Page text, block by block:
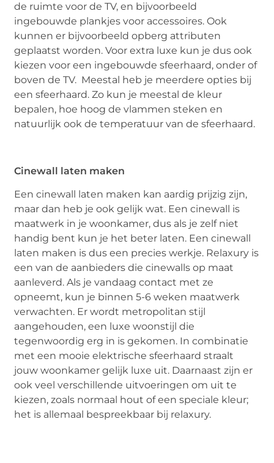
de ruimte voor de TV, en bijvoorbeeld
ingebouwde plankjes voor accessoires. Ook
kunnen er bijvoorbeeld opberg attributen
geplaatst worden. Voor extra luxe kun je dus ook
kiezen voor een ingebouwde sfeerhaard, onder of
boven de TV. Meestal heb je meerdere opties bij
een sfeerhaard. Zo kun je meestal de kleur
bepalen, hoe hoog de vlammen steken en
natuurlijk ook de temperatuur van de sfeerhaard.
Cinewall laten maken
Een cinewall laten maken kan aardig prijzig zijn,
maar dan heb je ook gelijk wat. Een cinewall is
maatwerk in je woonkamer, dus als je zelf niet
handig bent kun je het beter laten. Een cinewall
laten maken is dus een precies werkje. Relaxury is
een van de aanbieders die cinewalls op maat
aanleverd. Als je vandaag contact met ze
opneemt, kun je binnen 5-6 weken maatwerk
verwachten. Er wordt metropolitan stijl
aangehouden, een luxe woonstijl die
tegenwoordig erg in is gekomen. In combinatie
met een mooie elektrische sfeerhaard straalt
jouw woonkamer gelijk luxe uit. Daarnaast zijn er
ook veel verschillende uitvoeringen om uit te
kiezen, zoals normaal hout of een speciale kleur;
het is allemaal bespreekbaar bij relaxury.